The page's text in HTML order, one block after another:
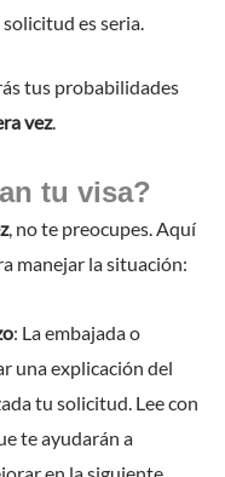
es seria.
tus probabilidades
vez.
tu visa?
, no te preocupes. Aquí
manejar la situación:
: La embajada o
una explicación del
tu solicitud. Lee con
te ayudarán a